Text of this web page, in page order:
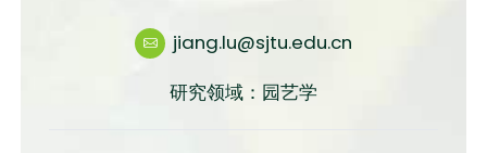
jiang.lu@sjtu.edu.cn
研究领域：园艺学